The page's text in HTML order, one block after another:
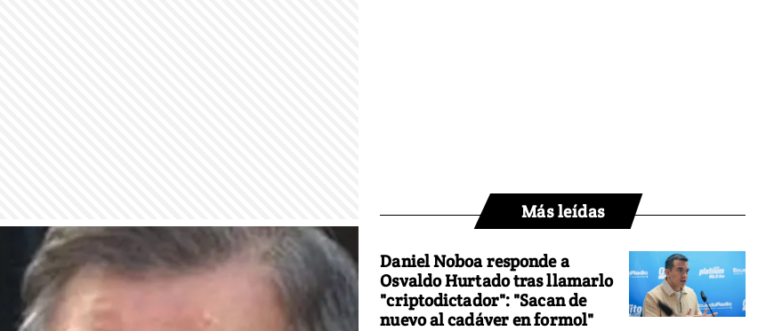
Más leídas
Daniel Noboa responde a
Osvaldo Hurtado tras llamarlo
"criptodictador": "Sacan de
nuevo al cadáver en formol"